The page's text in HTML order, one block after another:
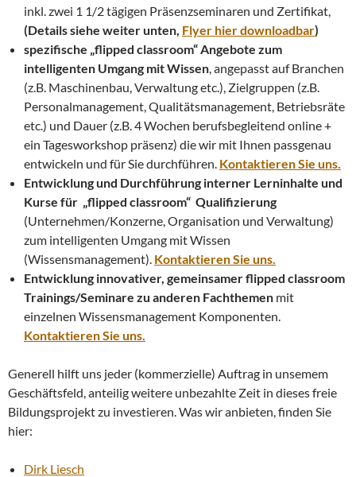
inkl. zwei 1 1/2 tägigen Präsenzseminaren und Zertifikat,
(Details siehe weiter unten, Flyer hier downloadbar)
spezifische „flipped classroom“ Angebote zum
intelligenten Umgang mit Wissen , angepasst auf Branchen
(z.B. Maschinenbau, Verwaltung etc.), Zielgruppen (z.B.
Personalmanagement, Qualitätsmanagement, Betriebsräte
etc.) und Dauer (z.B. 4 Wochen berufsbegleitend online +
ein Tagesworkshop präsenz) die wir mit Ihnen passgenau
entwickeln und für Sie durchführen. Kontaktieren Sie uns.
Entwicklung und Durchführung interner Lerninhalte und
Kurse für „flipped classroom“ Qualifizierung
(Unternehmen/Konzerne, Organisation und Verwaltung)
zum intelligenten Umgang mit Wissen
(Wissensmanagement). Kontaktieren Sie uns.
Entwicklung innovativer, gemeinsamer flipped classroom
Trainings/Seminare zu anderen Fachthemen mit
einzelnen Wissensmanagement Komponenten.
Kontaktieren Sie uns.
Generell hilft uns jeder (kommerzielle) Auftrag in unsemem
Geschäftsfeld, anteilig weitere unbezahlte Zeit in dieses freie
Bildungsprojekt zu investieren. Was wir anbieten, finden Sie
hier:
Dirk Liesch